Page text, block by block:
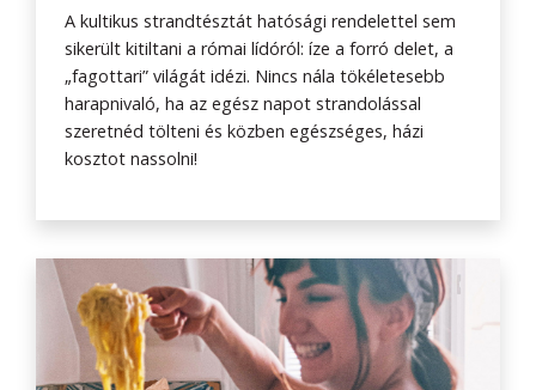
A kultikus strandtésztát hatósági rendelettel sem
sikerült kitiltani a római lídóról: íze a forró delet, a
„fagottari” világát idézi. Nincs nála tökéletesebb
harapnivaló, ha az egész napot strandolással
szeretnéd tölteni és közben egészséges, házi
kosztot nassolni!